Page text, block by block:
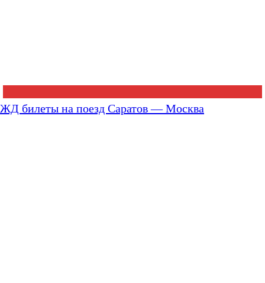
ЖД билеты на поезд Саратов — Москва